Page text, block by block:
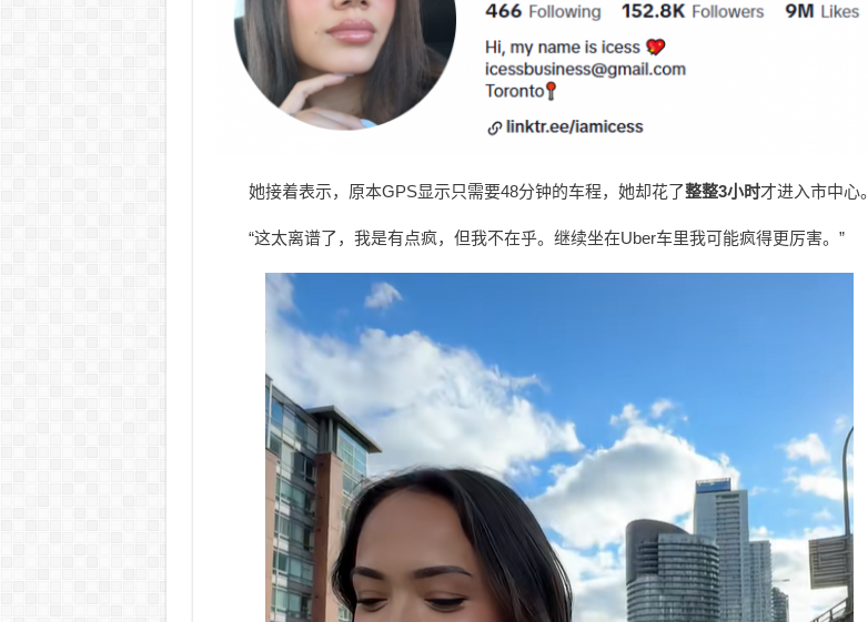
她接着表示，原本GPS显示只需要48分钟的车程，她却花了整整3小时才进入市中心。
“这太离谱了，我是有点疯，但我不在乎。继续坐在Uber车里我可能疯得更厉害。”